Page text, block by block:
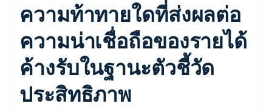
ความท้าทายใดที่ส่งผลต่อ
ความน่าเชื่อถือของรายได้
ค้างรับในฐานะตัวชี้วัด
ประสิทธิภาพ